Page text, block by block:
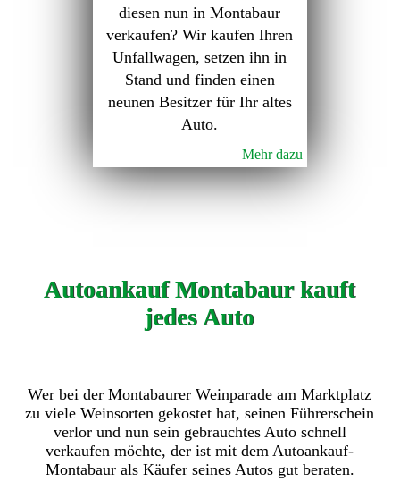
diesen nun in Montabaur
verkaufen? Wir kaufen Ihren
Unfallwagen, setzen ihn in
Stand und finden einen
neunen Besitzer für Ihr altes
Auto.
Mehr dazu
Autoankauf Montabaur kauft
jedes Auto
Wer bei der Montabaurer Weinparade am Marktplatz
zu viele Weinsorten gekostet hat, seinen Führerschein
verlor und nun sein gebrauchtes Auto schnell
verkaufen möchte, der ist mit dem Autoankauf-
Montabaur als Käufer seines Autos gut beraten.